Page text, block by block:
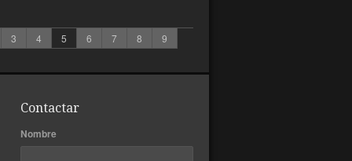
3 4 5 6 7 8 9
Contactar
Nombre